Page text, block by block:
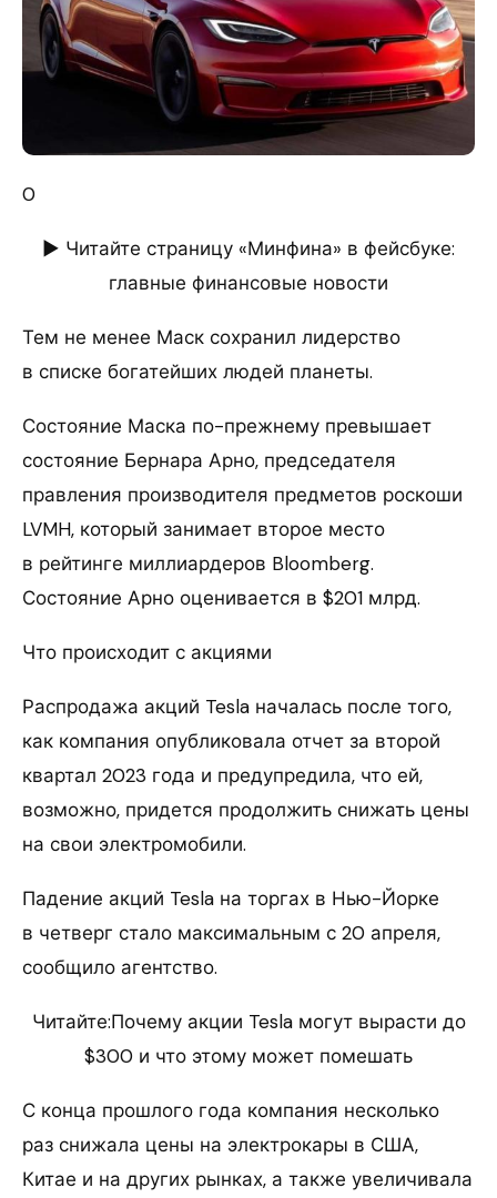
0
► Читайте страницу «Минфина» в фейсбуке:
главные финансовые новости
Тем не менее Маск сохранил лидерство
в списке богатейших людей планеты.
Состояние Маска по-прежнему превышает
состояние Бернара Арно, председателя
правления производителя предметов роскоши
LVMH, который занимает второе место
в рейтинге миллиардеров Bloomberg.
Состояние Арно оценивается в $201 млрд.
Что происходит с акциями
Распродажа акций Tesla началась после того,
как компания опубликовала отчет за второй
квартал 2023 года и предупредила, что ей,
возможно, придется продолжить снижать цены
на свои электромобили.
Падение акций Tesla на торгах в Нью-Йорке
в четверг стало максимальным с 20 апреля,
сообщило агентство.
Читайте:Почему акции Tesla могут вырасти до
$300 и что этому может помешать
С конца прошлого года компания несколько
раз снижала цены на электрокары в США,
Китае и на других рынках, а также увеличивала